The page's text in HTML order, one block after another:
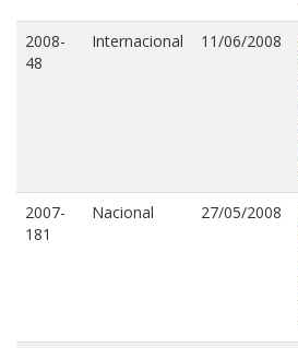
2008-
48
Internacional 11/06/2008
2007-
181
Nacional 27/05/2008